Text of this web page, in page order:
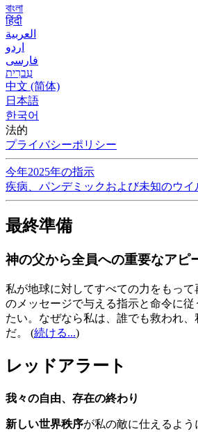
বাংলা
हिंदी
العربية
اردو
فارسی
עִברִית
中文 (简体)
日本語
한국어
法的
プライバシーポリシー
今年2025年の指示
疾病、パンデミックおよび未知のウイ
最終準備
神の父から全員への重要なアピ
私が地球に対してすべての力をもって
のメッセージで与える指示と命令に
たい。なぜなら私は、誰でも救われ
だ。
(続ける...)
レッドアラート
我々の自由、存在の終わり
新しい世界秩序が私の敵に仕えるよ